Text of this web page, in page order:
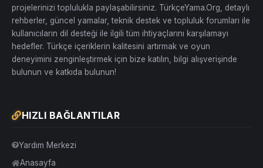
projelerinizi toplulukla paylaşabilirsiniz. TürkçeYama.Org, detaylı
rehberler, güncel yamalar, teknik destek ve topluluk forumları ile
kullanıcıların dil desteği ile ilgili tüm ihtiyaçlarını karşılamayı
hedefler. Türkçe içeriklerin kalitesini artırmak ve oyun
deneyimini zenginleştirmek için bize katılın, bilgi alışverişinde
bulunun ve katkıda bulunun!
HIZLI BAĞLANTILAR
Yardım Merkezi
Anasayfa